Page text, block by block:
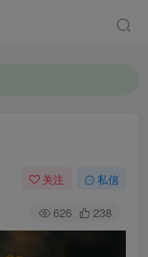
看最新站点。
关注 私信
626 238